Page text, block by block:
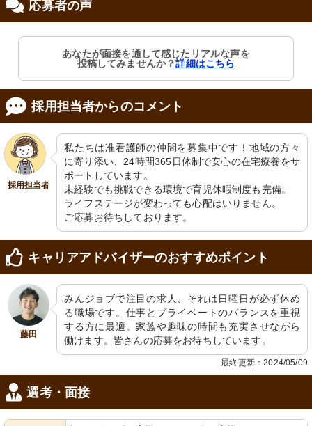
応募者の声
あなたが面接を通して感じたリアルな声を
投稿してみませんか？詳細はこちら
採用担当者からのコメント
採用担当者
私たちは准看護師の仲間を募集中です！地域の方々
に寄り添い、24時間365日体制で安心の在宅療養をサ
ポートしています。
未経験でも挑戦できる環境で育児休暇制度も完備。
ライフステージが変わっても心配はいりません。
ご応募お待ちしております。
キャリアアドバイザーのおすすめポイント
藤田
みんジョブで注目の求人、それは日曜日が必ず休め
る職場です。仕事とプライベートのバランスを重視
する方に最適。家族や趣味の時間も充実させながら
働けます。皆さんの応募をお待ちしています。
最終更新：2024/05/09
選考・面接